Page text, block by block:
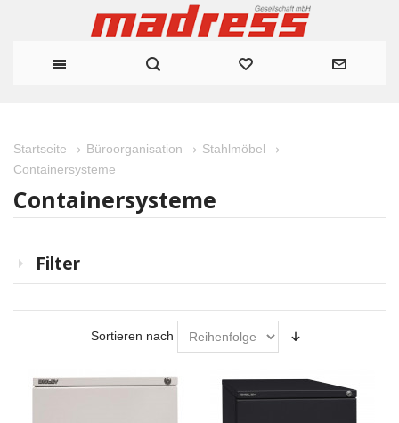
Startseite Büroorganisation
Stahlmöbel
Containersysteme
Containersysteme
Filter
Sortieren nach